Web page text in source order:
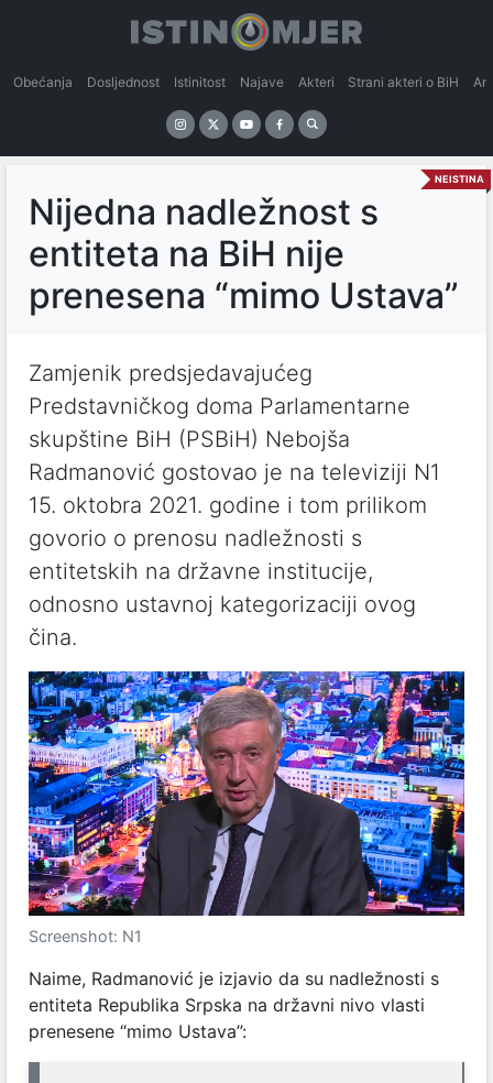
Obećanja Dosljednost Istinitost Najave Akteri Strani akteri o BiH
NEISTINA
Nijedna nadležnost s
entiteta na BiH nije
prenesena “mimo Ustava”
Zamjenik predsjedavajućeg
Predstavničkog doma Parlamentarne
skupštine BiH (PSBiH) Nebojša
Radmanović gostovao je na televiziji N1
15. oktobra 2021. godine i tom prilikom
govorio o prenosu nadležnosti s
entitetskih na državne institucije,
odnosno ustavnoj kategorizaciji ovog
čina.
Screenshot: N1
Naime, Radmanović je izjavio da su nadležnosti s
entiteta Republika Srpska na državni nivo vlasti
prenesene “mimo Ustava”: